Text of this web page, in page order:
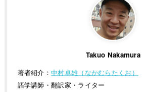
Takuo Nakamura
著者紹介：中村卓雄（なかむらたくお）
語学講師・翻訳家・ライター